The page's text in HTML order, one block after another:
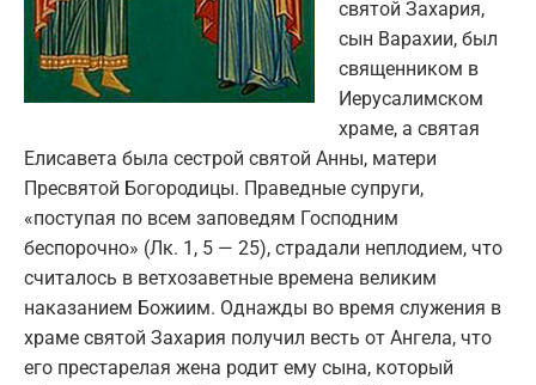
святой Захария,
сын Варахии, был
священником в
Иерусалимском
храме, а святая
Елисавета была сестрой святой Анны, матери
Пресвятой Богородицы. Праведные супруги,
«поступая по всем заповедям Господним
беспорочно» (Лк. 1, 5 — 25), страдали неплодием, что
считалось в ветхозаветные времена великим
наказанием Божиим. Однажды во время служения в
храме святой Захария получил весть от Ангела, что
его престарелая жена родит ему сына, который